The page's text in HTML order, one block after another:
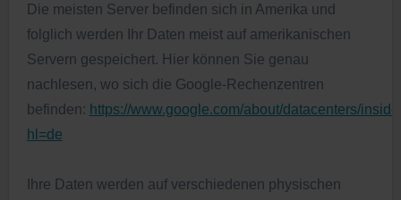
Die meisten Server befinden sich in Amerika und
folglich werden Ihr Daten meist auf amerikanischen
Servern gespeichert. Hier können Sie genau
nachlesen, wo sich die Google-Rechenzentren
befinden: https://www.google.com/about/datacenters/
hl=de
Ihre Daten werden auf verschiedenen physischen